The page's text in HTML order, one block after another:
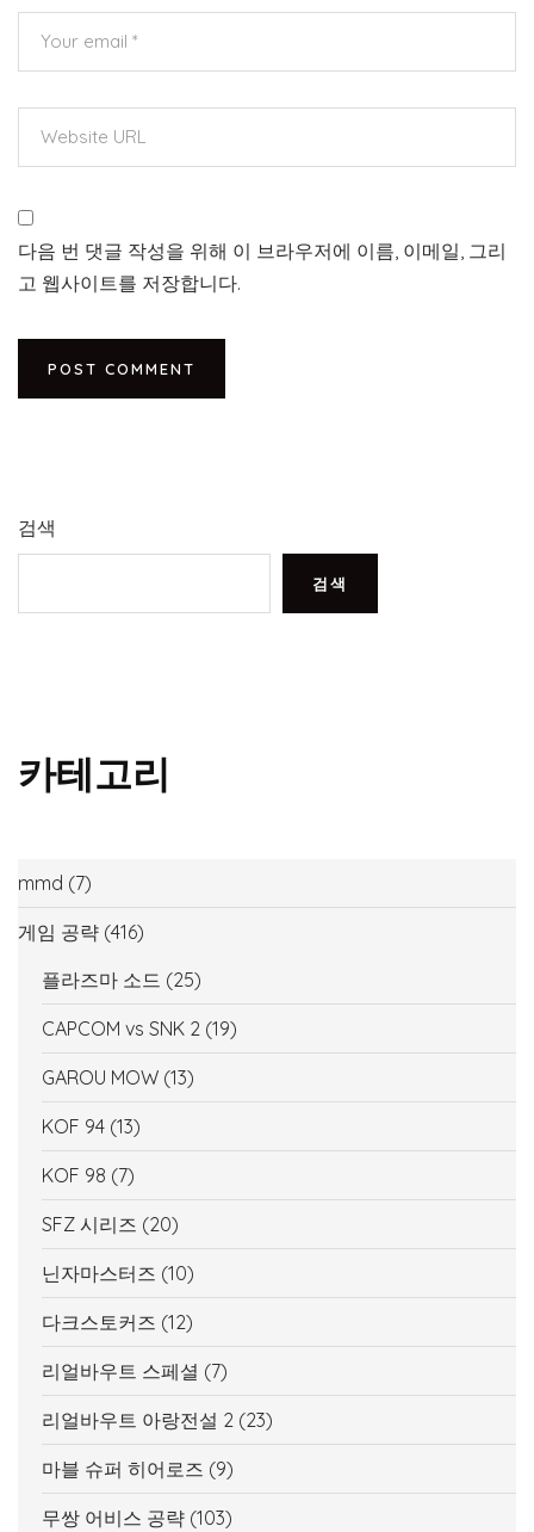
다음 번 댓글 작성을 위해 이 브라우저에 이름, 이메일, 그리
고 웹사이트를 저장합니다.
검색
검색
카테고리
mmd (7)
게임 공략 (416)
플라즈마 소드 (25)
CAPCOM vs SNK 2 (19)
GAROU MOW (13)
KOF 94 (13)
KOF 98 (7)
SFZ 시리즈 (20)
닌자마스터즈 (10)
다크스토커즈 (12)
리얼바우트 스페셜 (7)
리얼바우트 아랑전설 2 (23)
마블 슈퍼 히어로즈 (9)
무쌍 어비스 공략 (103)